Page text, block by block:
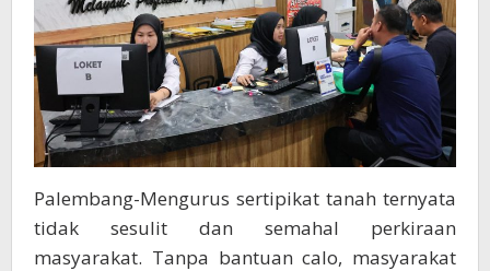
Palembang-Mengurus sertipikat tanah ternyata
tidak sesulit dan semahal perkiraan
masyarakat. Tanpa bantuan calo, masyarakat